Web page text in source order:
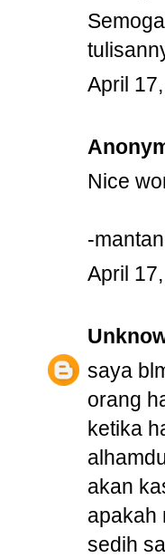
April
Nice
-
April
saya
orang
ketika
akan
apakah
sedih